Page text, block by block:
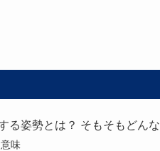
る姿勢とは？ そもそもどん
意味